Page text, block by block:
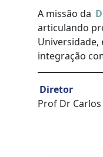
A missão da
articulando
Universidade,
integração
Diretor
Prof Dr